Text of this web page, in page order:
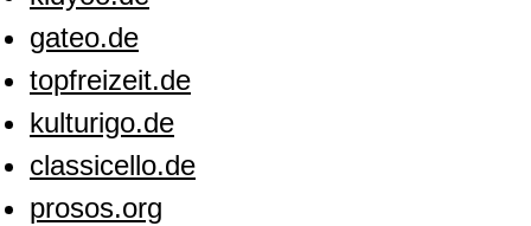
gateo.de
topfreizeit.de
kulturigo.de
classicello.de
prosos.org